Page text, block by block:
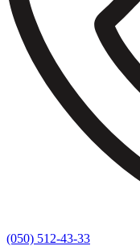
(050) 512-43-33